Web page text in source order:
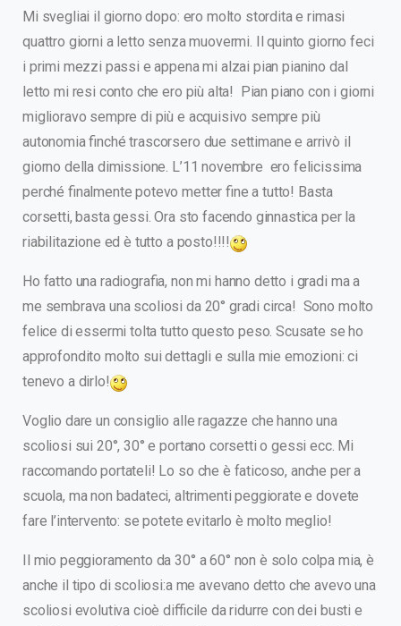
Mi svegliai il giorno dopo: ero molto stordita e rimasi
quattro giorni a letto senza muovermi. Il quinto giorno feci
i primi mezzi passi e appena mi alzai pian pianino dal
letto mi resi conto che ero più alta! Pian piano con i giorni
miglioravo sempre di più e acquisivo sempre più
autonomia finché trascorsero due settimane e arrivò il
giorno della dimissione. L’11 novembre ero felicissima
perché finalmente potevo metter fine a tutto! Basta
corsetti, basta gessi. Ora sto facendo ginnastica per la
riabilitazione ed è tutto a posto!!!!
Ho fatto una radiografia, non mi hanno detto i gradi ma a
me sembrava una scoliosi da 20° gradi circa! Sono molto
felice di essermi tolta tutto questo peso. Scusate se ho
approfondito molto sui dettagli e sulla mie emozioni: ci
tenevo a dirlo!
Voglio dare un consiglio alle ragazze che hanno una
scoliosi sui 20°, 30° e portano corsetti o gessi ecc. Mi
raccomando portateli! Lo so che è faticoso, anche per a
scuola, ma non badateci, altrimenti peggiorate e dovete
fare l’intervento: se potete evitarlo è molto meglio!
Il mio peggioramento da 30° a 60° non è solo colpa mia, è
anche il tipo di scoliosi:a me avevano detto che avevo una
scoliosi evolutiva cioè difficile da ridurre con dei busti e